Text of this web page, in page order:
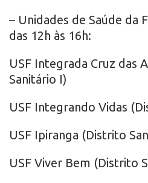
– Unidades de Saúde da
das 12h às 16h:
USF Integrada Cruz das
Sanitário I)
USF Integrando Vidas
USF Ipiranga (Distrito
USF Viver Bem (Distrito